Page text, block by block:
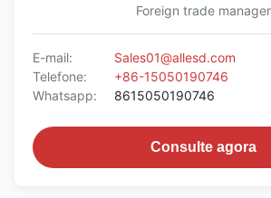
Foreign trade manager
E-mail:
Sales01@allesd.com
Telefone:
+86-15050190746
Whatsapp:
8615050190746
Consulte agora